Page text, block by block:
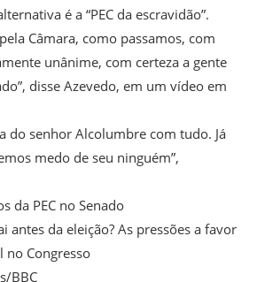
é a “PEC da escravidão”.
Câmara, como passamos, com
unânime, com certeza a gente
disse Azevedo, em um vídeo em
do senhor Alcolumbre com tudo. Já
medo de seu ninguém”,
da PEC no Senado
antes da eleição? As pressões a favor
no Congresso
BBC